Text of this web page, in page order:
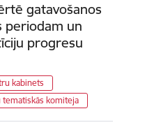
gatavošanos
periodam un
progresu
kabinets
tematiskās komiteja